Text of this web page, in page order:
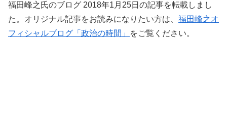
福田峰之氏のブログ 2018年1月25日の記事を転載しまし
た。オリジナル記事をお読みになりたい方は、 福田峰之オ
フィシャルブログ「政治の時間」
をご覧ください。